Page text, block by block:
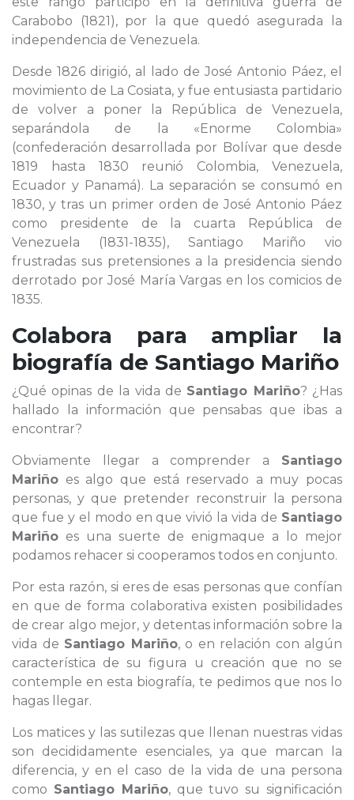
Carabobo (1821), por la que quedó asegurada la
independencia de Venezuela.
Desde 1826 dirigió, al lado de José Antonio Páez, el
movimiento de La Cosiata, y fue entusiasta partidario
de volver a poner la República de Venezuela,
separándola de la «Enorme Colombia»
(confederación desarrollada por Bolívar que desde
1819 hasta 1830 reunió Colombia, Venezuela,
Ecuador y Panamá). La separación se consumó en
1830, y tras un primer orden de José Antonio Páez
como presidente de la cuarta República de
Venezuela (1831-1835), Santiago Mariño vio
frustradas sus pretensiones a la presidencia siendo
derrotado por José María Vargas en los comicios de
1835.
Colabora para ampliar la
biografía de Santiago Mariño
¿Qué opinas de la vida de Santiago Mariño? ¿Has
hallado la información que pensabas que ibas a
encontrar?
Obviamente llegar a comprender a Santiago
Mariño es algo que está reservado a muy pocas
personas, y que pretender reconstruir la persona
que fue y el modo en que vivió la vida de Santiago
Mariño es una suerte de enigmaque a lo mejor
podamos rehacer si cooperamos todos en conjunto.
Por esta razón, si eres de esas personas que confían
en que de forma colaborativa existen posibilidades
de crear algo mejor, y detentas información sobre la
vida de Santiago Mariño, o en relación con algún
característica de su figura u creación que no se
contemple en esta biografía, te pedimos que nos lo
hagas llegar.
Los matices y las sutilezas que llenan nuestras vidas
son decididamente esenciales, ya que marcan la
diferencia, y en el caso de la vida de una persona
como Santiago Mariño, que tuvo su significación